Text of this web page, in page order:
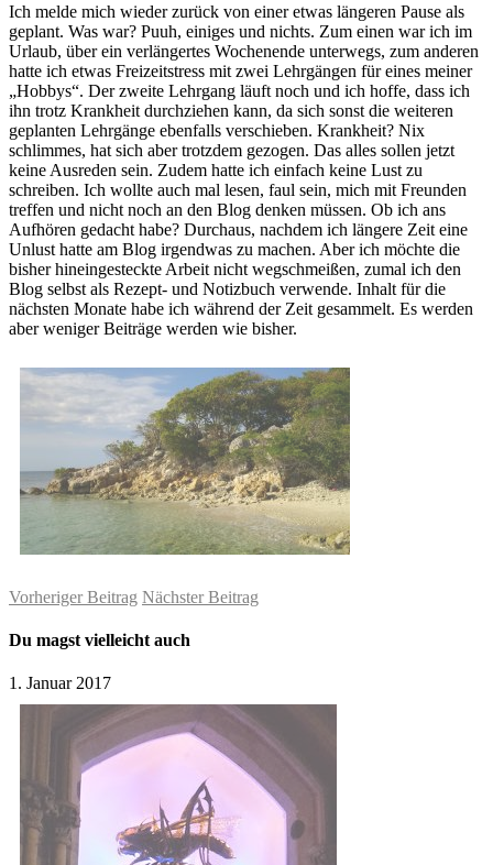
Ich melde mich wieder zurück von einer etwas längeren Pause als
geplant. Was war? Puuh, einiges und nichts. Zum einen war ich im
Urlaub, über ein verlängertes Wochenende unterwegs, zum anderen
hatte ich etwas Freizeitstress mit zwei Lehrgängen für eines meiner
„Hobbys“. Der zweite Lehrgang läuft noch und ich hoffe, dass ich
ihn trotz Krankheit durchziehen kann, da sich sonst die weiteren
geplanten Lehrgänge ebenfalls verschieben. Krankheit? Nix
schlimmes, hat sich aber trotzdem gezogen. Das alles sollen jetzt
keine Ausreden sein. Zudem hatte ich einfach keine Lust zu
schreiben. Ich wollte auch mal lesen, faul sein, mich mit Freunden
treffen und nicht noch an den Blog denken müssen. Ob ich ans
Aufhören gedacht habe? Durchaus, nachdem ich längere Zeit eine
Unlust hatte am Blog irgendwas zu machen. Aber ich möchte die
bisher hineingesteckte Arbeit nicht wegschmeißen, zumal ich den
Blog selbst als Rezept- und Notizbuch verwende. Inhalt für die
nächsten Monate habe ich während der Zeit gesammelt. Es werden
aber weniger Beiträge werden wie bisher.
Vorheriger Beitrag Nächster Beitrag
Du magst vielleicht auch
1. Januar 2017